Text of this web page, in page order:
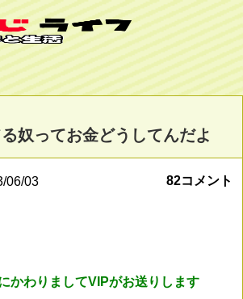
奴ってお金どうしてんだよ
06/03 82コメント
かわりましてVIPがお送りします